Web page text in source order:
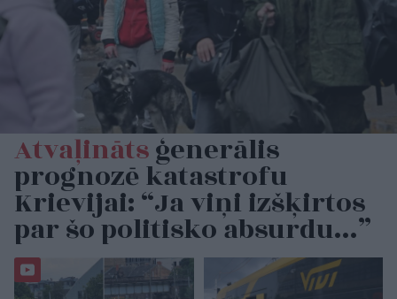
Atvaļinātsģenerālis
prognozē katastrofu
Krievijai: “Ja viņi izšķirtos
par šo politisko absurdu…”